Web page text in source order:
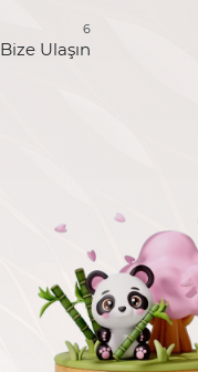
6
Bize Ulaşın